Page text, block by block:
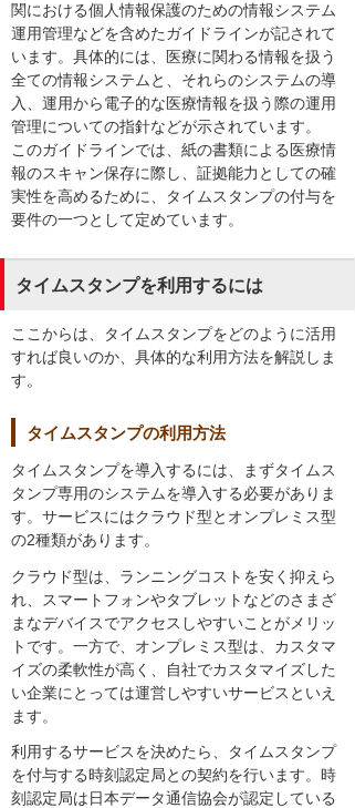
関における個人情報保護のための情報システム
運用管理などを含めたガイドラインが記されて
います。具体的には、医療に関わる情報を扱う
全ての情報システムと、それらのシステムの導
入、運用から電子的な医療情報を扱う際の運用
管理についての指針などが示されています。
このガイドラインでは、紙の書類による医療情
報のスキャン保存に際し、証拠能力としての確
実性を高めるために、タイムスタンプの付与を
要件の一つとして定めています。
タイムスタンプを利用するには
ここからは、タイムスタンプをどのように活用
すれば良いのか、具体的な利用方法を解説しま
す。
タイムスタンプの利用方法
タイムスタンプを導入するには、まずタイムス
タンプ専用のシステムを導入する必要がありま
す。サービスにはクラウド型とオンプレミス型
の2種類があります。
クラウド型は、ランニングコストを安く抑えら
れ、スマートフォンやタブレットなどのさまざ
まなデバイスでアクセスしやすいことがメリッ
トです。一方で、オンプレミス型は、カスタマ
イズの柔軟性が高く、自社でカスタマイズした
い企業にとっては運営しやすいサービスといえ
ます。
利用するサービスを決めたら、タイムスタンプ
を付与する時刻認定局との契約を行います。時
刻認定局は日本データ通信協会が認定している